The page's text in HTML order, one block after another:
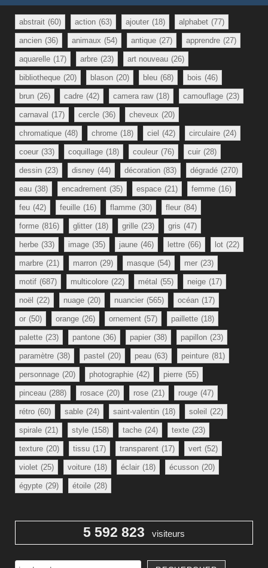
abstrait (60) action (63) ajouter (18) alphabet (77)
ancien (36) animaux (54) antique (27) apprendre (27)
aquarelle (17) arbre (23) art nouveau (26)
bibliotheque (20) blason (20) bleu (68) bois (46)
brun (26) cadre (42) camera raw (18) camouflage (23)
carnaval (17) cercle (36) cheveux (20)
chromatique (48) chrome (18) ciel (42) circulaire (24)
coeur (33) coquillage (18) couleur (76) cuir (28)
dessin (23) disney (44) décoration (83) dégradé (270)
eau (38) encadrement (35) espace (21) femme (16)
feu (42) feuille (16) flamme (30) fleur (84)
forme (816) glitter (18) grille (23) gris (47)
herbe (33) image (35) jaune (46) lettre (66) lot (22)
marbre (21) marron (29) masque (54) mer (23)
motif (687) multicolore (22) métal (55) neige (17)
noël (22) nuage (20) nuancier (565) océan (17)
or (50) orange (26) ornement (57) paillette (18)
palette (23) pantone (36) papier (38) papillon (23)
paramètre (38) pastel (20) peau (63) peinture (81)
personnage (20) photographie (42) pierre (55)
pinceau (288) rosace (20) rose (21) rouge (47)
rétro (60) sable (24) saint-valentin (18) soleil (22)
spirale (21) style (158) tache (24) texte (23)
texture (20) tissu (17) transparent (17) vert (52)
violet (25) voiture (18) éclair (18) écusson (20)
égypte (29) étoile (28)
5 592 823 visiteurs
Rechercher